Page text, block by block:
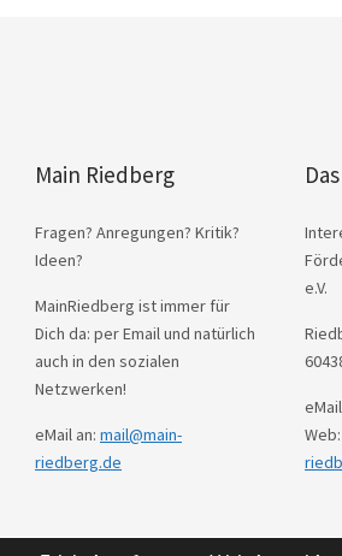
Main Riedberg
Fragen? Anregungen? Kritik?
Ideen?
MainRiedberg ist immer für
Dich da: per Email und natürlich
auch in den sozialen
Netzwerken!
eMail an: mail@main-
riedberg.de
e.V.
Web: